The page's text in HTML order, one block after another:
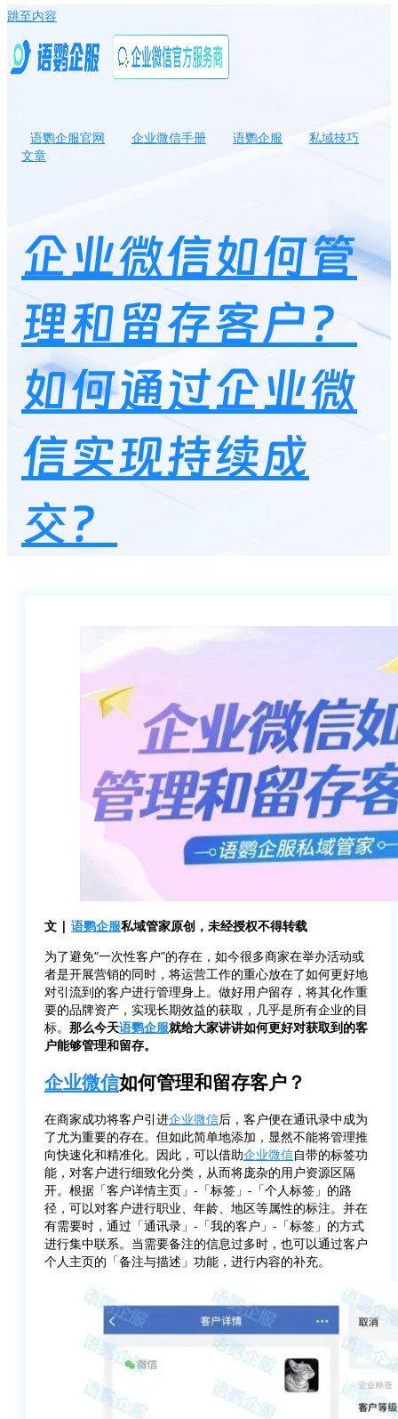
跳至内容
语鹦企服官网 企业微信手册 语鹦企服
私域技巧
文章
企业微信如何管
理和留存客户？
如何通过企业微
信实现持续成
交？
文 | 语鹦企服私域管家原创，未经授权不得转载
为了避免“一次性客户”的存在，如今很多商家在举办活动或
者是开展营销的同时，将运营工作的重心放在了如何更好地
对引流到的客户进行管理身上。做好用户留存，将其化作重
要的品牌资产，实现长期效益的获取，几乎是所有企业的目
标。 那么今天语鹦企服就给大家讲讲如何更好对获取到的客
户能够管理和留存。
企业微信如何管理和留存客户？
在商家成功将客户引进企业微信后，客户便在通讯录中成为
了尤为重要的存在。但如此简单地添加，显然不能将管理推
向快速化和精准化。因此，可以借助企业微信自带的标签功
能，对客户进行细致化分类，从而将庞杂的用户资源区隔
开。根据「客户详情主页」-「标签」-「个人标签」的路
径，可以对客户进行职业、年龄、地区等属性的标注。并在
有需要时，通过「通讯录」-「我的客户」-「标签」的方式
进行集中联系。当需要备注的信息过多时，也可以通过客户
个人主页的「备注与描述」功能，进行内容的补充。